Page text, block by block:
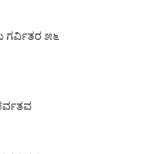
ಗರ್ವಿತರ ೫೬